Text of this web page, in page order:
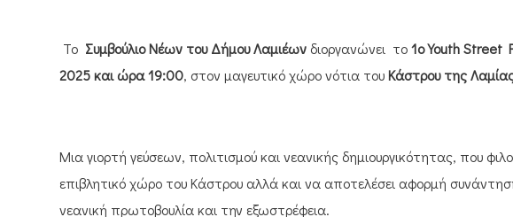
Το Συμβούλιο Νέων του Δήμου Λαμιέων διοργανώνει το1οYouth Street
2025 και ώρα 19:00, στον μαγευτικό χώρο νότια τουΚάστρου της
Μια γιορτή γεύσεων, πολιτισμού και νεανικής δημιουργικότητας, που
επιβλητικό χώρο του Κάστρου αλλά και να αποτελέσει αφορμή
νεανική πρωτοβουλία και την εξωστρέφεια.